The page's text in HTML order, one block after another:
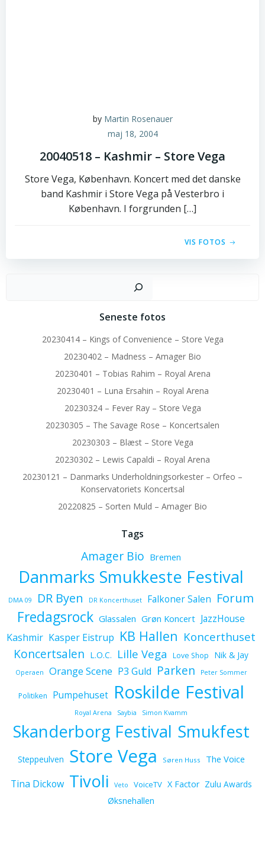
by Martin Rosenauer
maj 18, 2004
20040518 – Kashmir – Store Vega
Store Vega, København. Koncert med det danske
band Kashmir i Store Vega på Vesterbro i
København. I forgrunden […]
VIS FOTOS
Seneste fotos
20230414 – Kings of Convenience – Store Vega
20230402 – Madness – Amager Bio
20230401 – Tobias Rahim – Royal Arena
20230401 – Luna Ersahin – Royal Arena
20230324 – Fever Ray – Store Vega
20230305 – The Savage Rose – Koncertsalen
20230303 – Blæst – Store Vega
20230302 – Lewis Capaldi – Royal Arena
20230121 – Danmarks Underholdningsorkester – Orfeo –
Konservatoriets Koncertsal
20220825 – Sorten Muld – Amager Bio
Tags
Amager Bio Bremen
Danmarks Smukkeste Festival
DMA 09 DR Byen DR Koncerthuset Falkoner Salen Forum
Fredagsrock Glassalen Grøn Koncert JazzHouse
Kashmir Kasper Eistrup KB Hallen Koncerthuset
Koncertsalen L.O.C. Lille Vega Love Shop Nik & Jay
Operaen Orange Scene P3 Guld Parken Peter Sommer
Politiken Pumpehuset Roskilde Festival
Royal Arena Saybia Simon Kvamm
Skanderborg Festival Smukfest
Steppeulven Store Vega Søren Huss The Voice
Tina Dickow Tivoli Veto VoiceTV X Factor Zulu Awards
Øksnehallen